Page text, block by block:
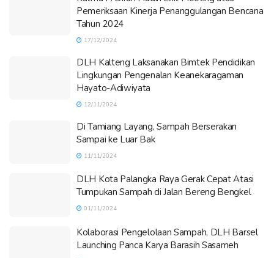
Pemeriksaan Kinerja Penanggulangan Bencana
Tahun 2024
17/12/2024
DLH Kalteng Laksanakan Bimtek Pendidikan
Lingkungan Pengenalan Keanekaragaman
Hayato-Adiwiyata
12/11/2024
Di Tamiang Layang, Sampah Berserakan
Sampai ke Luar Bak
11/11/2024
DLH Kota Palangka Raya Gerak Cepat Atasi
Tumpukan Sampah di Jalan Bereng Bengkel
01/11/2024
Kolaborasi Pengelolaan Sampah, DLH Barsel
Launching Panca Karya Barasih Sasameh